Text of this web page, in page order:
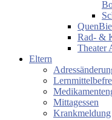
Rad- &
Theater
Eltern
Mittagessen
Krankmeldung